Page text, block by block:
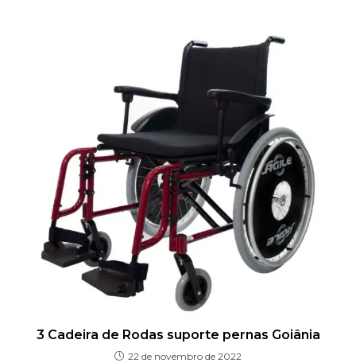
3 Cadeira de Rodas suporte pernas Goiânia
22 de novembro de 2022